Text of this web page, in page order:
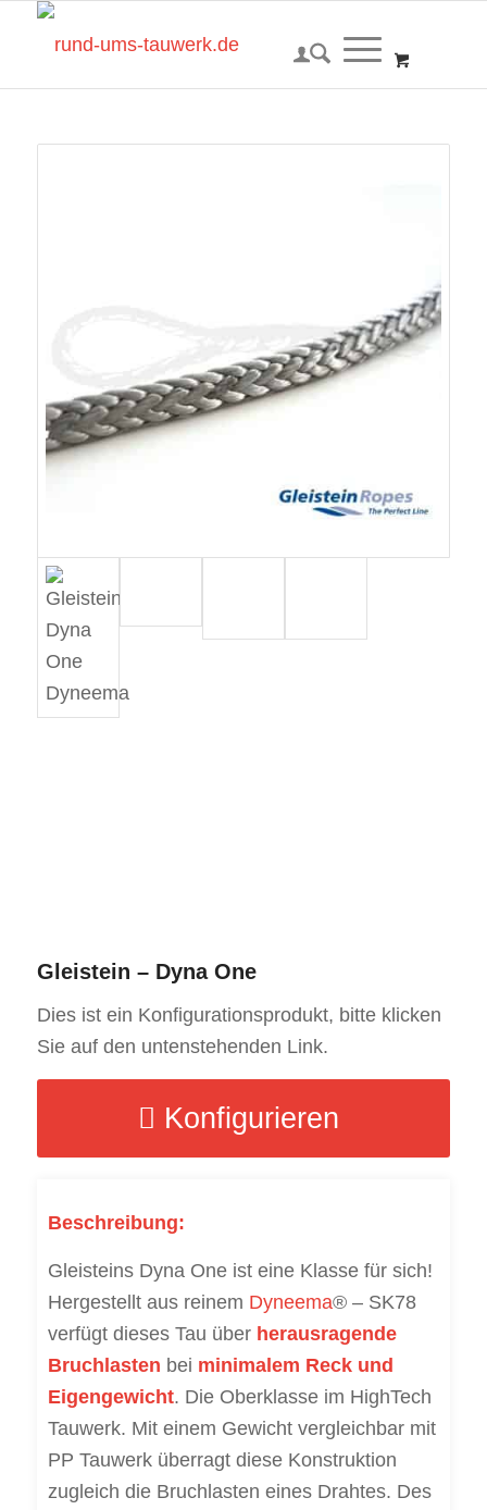
Gleistein – Dyna One
Dies ist ein Konfigurationsprodukt, bitte klicken
Sie auf den untenstehenden Link.
Konfigurieren
Beschreibung:
Gleisteins Dyna One ist eine Klasse für sich!
Hergestellt aus reinem Dyneema® – SK78
verfügt dieses Tau überherausragende
Bruchlasten bei minimalem Reck und
Eigengewicht. Die Oberklasse im HighTech
Tauwerk. Mit einem Gewicht vergleichbar mit
PP Tauwerk überragt diese Konstruktion
zugleich die Bruchlasten eines Drahtes. Des